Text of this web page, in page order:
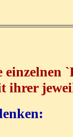
einzelnen
ihrer